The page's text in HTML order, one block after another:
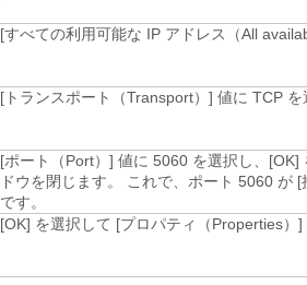
[すべての利用可能な IP アドレス（All
[トランスポート（Transport）] 値に TCP を
[ポート（Port）] 値に 5060 を選択し、[OK]
ドウを閉じます。 これで、ポート 5060 が
です。
[OK] を選択して [プロパティ（Properties）]